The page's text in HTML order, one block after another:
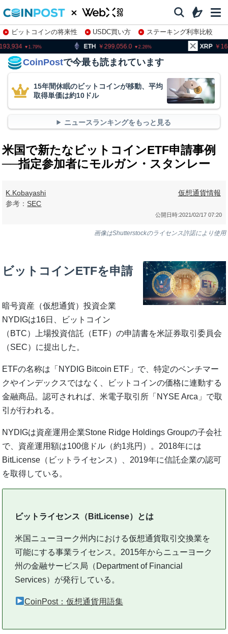
ビットコインの将来性 USDC買い方
ステーキング利率比較
株特集・関連銘柄
ETH 299,056.0 XRP 162.49
CoinPostで今最も読まれています
15年間休眠のビットコインが移動、平均
取得単価は約10ドル
ニュースランキングをもっと見る
米国で新たなビットコインETF申請事例
──指定参加者にモルガン・スタンレー
K.Kobayashi
参考： SEC
仮想通貨情報
公開日時:2021/02/17 07:20
画像はShutterstockのライセンス許諾により使用
ビットコインETFを申請
暗号資産（仮想通貨）投資企業
NYDIGは16日、ビットコイン
（BTC）上場投資信託（ETF）の申請書を米証券取引委員会
（SEC）に提出した。
ETFの名称は「NYDIG Bitcoin ETF」で、特定のベンチマー
クやインデックスではなく、ビットコインの価格に連動する
金融商品。認可されれば、米電子取引所「NYSE Arca」で取
引が行われる。
NYDIGは資産運用企業Stone Ridge Holdings Groupの子会社
で、資産運用額は100億ドル（約1兆円）。2018年には
BitLicense（ビットライセンス）、2019年に信託企業の認可
を取得している。
ビットライセンス（BitLicense）とは
米国ニューヨーク州内における仮想通貨取引交換業を
可能にする事業ライセンス。2015年からニューヨーク
州の金融サービス局（Department of Financial
Services）が発行している。
CoinPost：仮想通貨用語集